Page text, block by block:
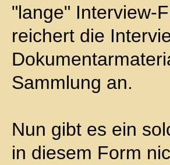
"lange" Interview-
reichert die
Sammlung an.
Nun gibt es ein
in diesem Form